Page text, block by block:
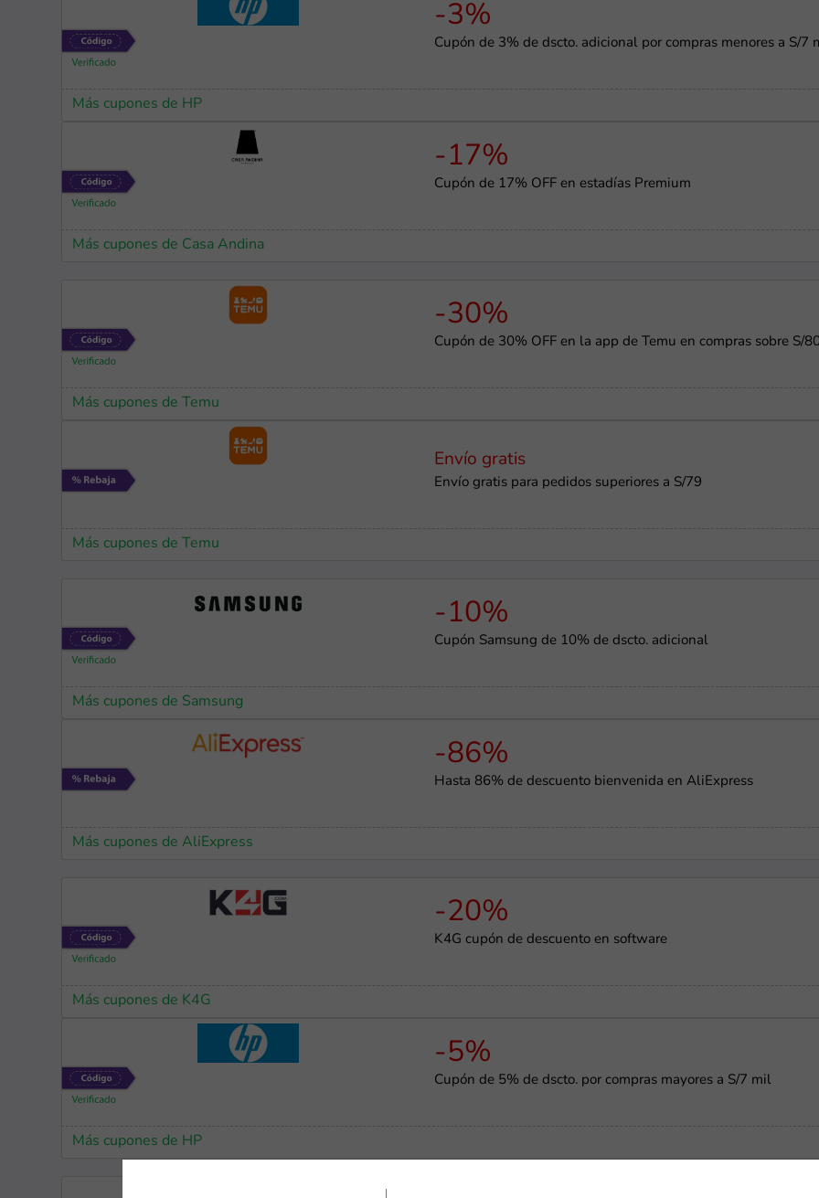
-3%
Cupón de 3% de dscto. adicional por compras menores a S/7
Más cupones de HP
-17%
Cupón de 17% OFF en estadías Premium
Más cupones de Casa Andina
-30%
Cupón de 30% OFF en la app de Temu en compras sobre S/
Más cupones de Temu
Envío gratis
Envío gratis para pedidos superiores a S/79
Más cupones de Temu
-10%
Cupón Samsung de 10% de dscto. adicional
Más cupones de Samsung
-86%
Hasta 86% de descuento bienvenida en AliExpress
Más cupones de AliExpress
-20%
K4G cupón de descuento en software
Más cupones de K4G
-5%
Cupón de 5% de dscto. por compras mayores a S/7 mil
Más cupones de HP